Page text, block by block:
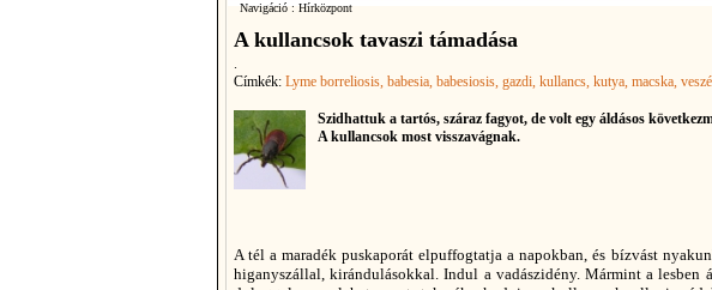
Navigáció : Hírközpont
A kullancsok tavaszi támadása
.
Címkék: Lyme borreliosis, babesia, babesiosis, gazdi, kullancs, kutya, macska,
Szidhattuk a tartós, száraz fagyot, de volt egy áldásos
A kullancsok most visszavágnak.
A tél a maradék puskaporát elpuffogtatja a napokban, és bízvást
higanyszállal, kirándulásokkal. Indul a vadászidény. Mármint a